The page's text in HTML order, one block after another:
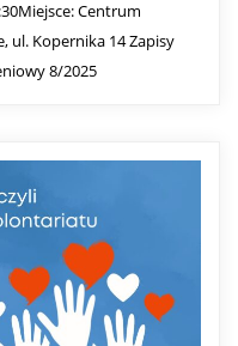
Centrum
ul. Kopernika 14 Zapisy
8/2025